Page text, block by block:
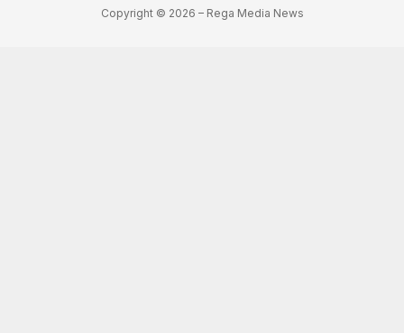
Copyright © 2026 – Rega Media News